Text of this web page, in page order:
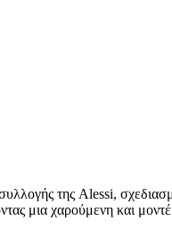
συλλογής της Alessi,
μια χαρούμενη και